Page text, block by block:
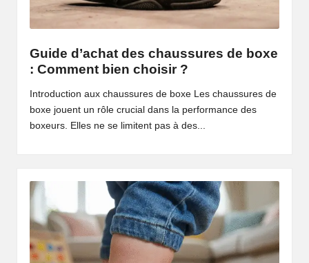
Guide d’achat des chaussures de boxe
: Comment bien choisir ?
Introduction aux chaussures de boxe Les chaussures de
boxe jouent un rôle crucial dans la performance des
boxeurs. Elles ne se limitent pas à des...